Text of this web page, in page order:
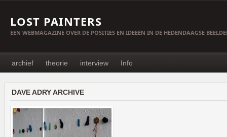
LOST PAINTERS
EEN WEBMAGAZINE OVER DE POSITIES EN IDEEËN IN DE HEDENDAAGSE
archief theorie interview Info
DAVE ADRY ARCHIVE